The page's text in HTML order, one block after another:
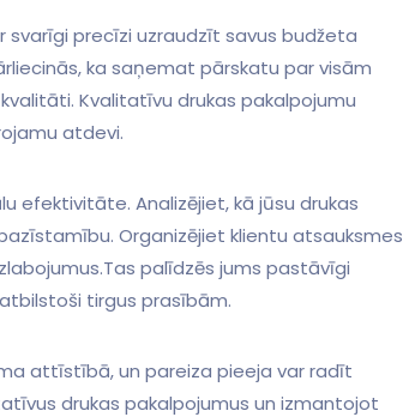
svarīgi precīzi uzraudzīt savus budžeta
ka saņemat pārskatu par visām
Kvalitatīvu drukas pakalpojumu
atdevi.
efektivitāte. Analizējiet, kā ​jūsu drukas
Organizējiet klientu atsauksmes
palīdzēs jums pastāvīgi
tirgus ⁣prasībām.
attīstībā,‌ un pareiza pieeja var radīt
drukas pakalpojumus un izmantojot